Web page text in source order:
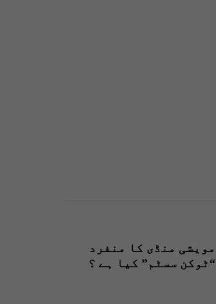
مویشی منڈی کا منفرد
“ٹوکن سسٹم” کیا ہے ؟